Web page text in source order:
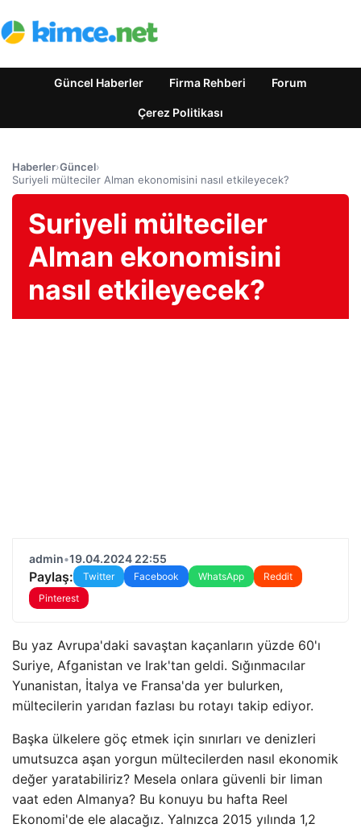
Güncel Haberler Firma Rehberi Forum
Çerez Politikası
Haberler›Güncel›
Suriyeli mülteciler Alman ekonomisini nasıl etkileyecek?
Suriyeli mülteciler
Alman ekonomisini
nasıl etkileyecek?
admin•19.04.2024 22:55
Paylaş: Twitter Facebook WhatsApp
Reddit
Pinterest
Bu yaz Avrupa'daki savaştan kaçanların yüzde 60'ı
Suriye, Afganistan ve Irak'tan geldi. Sığınmacılar
Yunanistan, İtalya ve Fransa'da yer bulurken,
mültecilerin yarıdan fazlası bu rotayı takip ediyor.
Başka ülkelere göç etmek için sınırları ve denizleri
umutsuzca aşan yorgun mültecilerden nasıl ekonomik
değer yaratabiliriz? Mesela onlara güvenli bir liman
vaat eden Almanya? Bu konuyu bu hafta Reel
Ekonomi'de ele alacağız. Yalnızca 2015 yılında 1,2